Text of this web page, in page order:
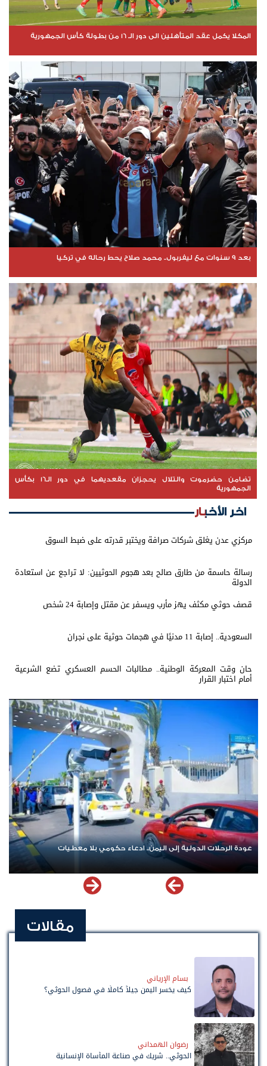
المكلا يكمل عقد المتأهلين الى دور الـ 16 من بطولة كأس الجمهورية
بعد 9 سنوات مع ليفربول.. محمد صلاح يحط رحاله في تركيا
تضامن حضرموت والتلال يحجزان مقعديهما في دور الـ16 بكأس
الجمهورية
اخر الأخبار
مركزي عدن يغلق شركات صرافة ويختبر قدرته على ضبط السوق
رسالة حاسمة من طارق صالح بعد هجوم الحوثيين: لا تراجع عن استعادة
الدولة
قصف حوثي مكثف يهز مأرب ويسفر عن مقتل وإصابة 24 شخص
السعودية.. إصابة 11 مدنيًا في هجمات حوثية على نجران
حان وقت المعركة الوطنية.. مطالبات الحسم العسكري تضع الشرعية
أمام اختبار القرار
الدولية إلى اليمن.. ادعاء حكومي بلا معطيات اشترك الآن في
مقالات
بسام الإرياني
كيف يخسر اليمن جيلاً كاملًا في فصول الحوثي؟
رضوان الهمداني
الحوثي.. شريك في صناعة المأساة الإنسانية